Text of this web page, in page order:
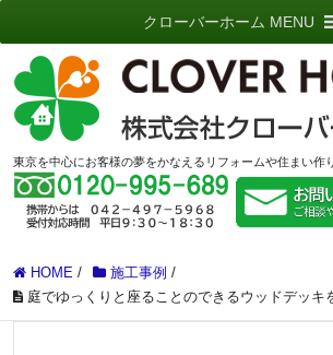
東京を中心にお客様の夢をかなえるリフォームや住まい作
クローバーホーム MENU
HOME / 施工事例 /
庭でゆっくりと座ることのできるウッドデッキ